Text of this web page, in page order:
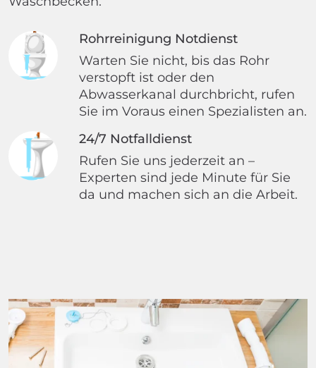
Rohrreinigung Notdienst
Warten Sie nicht, bis das Rohr
verstopft ist oder den
Abwasserkanal durchbricht, rufen
Sie im Voraus einen Spezialisten an.
24/7 Notfalldienst
Rufen Sie uns jederzeit an –
Experten sind jede Minute für Sie
da und machen sich an die Arbeit.